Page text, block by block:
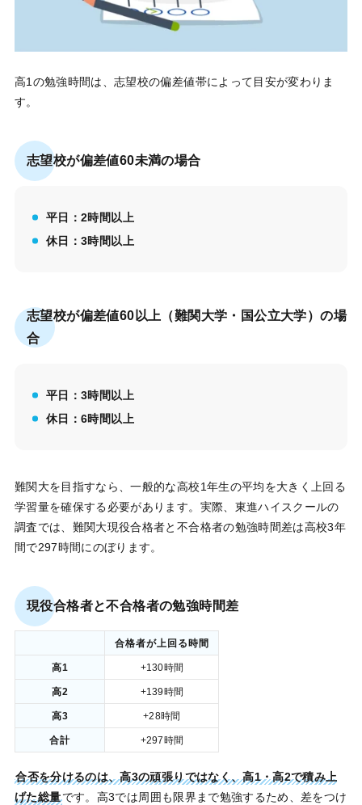
高1の勉強時間は、志望校の偏差値帯によって目安が変わりま
す。
志望校が偏差値60未満の場合
平日：2時間以上
休日：3時間以上
志望校が偏差値60以上（難関大学・国公立大学）の場
合
平日：3時間以上
休日：6時間以上
難関大を目指すなら、一般的な高校1年生の平均を大きく上回る
学習量を確保する必要があります。実際、東進ハイスクールの
調査では、難関大現役合格者と不合格者の勉強時間差は高校3年
間で297時間にのぼります。
現役合格者と不合格者の勉強時間差
合格者が上回る時間
高1 +130時間
高2 +139時間
高3 +28時間
合計 +297時間
合否を分けるのは、高3の頑張りではなく、高1・高2で積み上
げた総量です。高3では周囲も限界まで勉強するため、差をつけ